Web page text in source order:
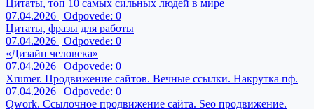
Цитаты, топ 10 самых сильных людей в мире
07.04.2026 | Odpovede: 0
Цитаты, фразы для работы
07.04.2026 | Odpovede: 0
«Дизайн человека»
07.04.2026 | Odpovede: 0
Xrumer. Продвижение сайтов. Вечные ссылки. Накрутка пф.
07.04.2026 | Odpovede: 0
Qwork. Ссылочное продвижение сайта. Seo продвижение.